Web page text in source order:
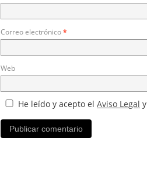
Correo electrónico*
Web
He leído y acepto el Aviso Legal